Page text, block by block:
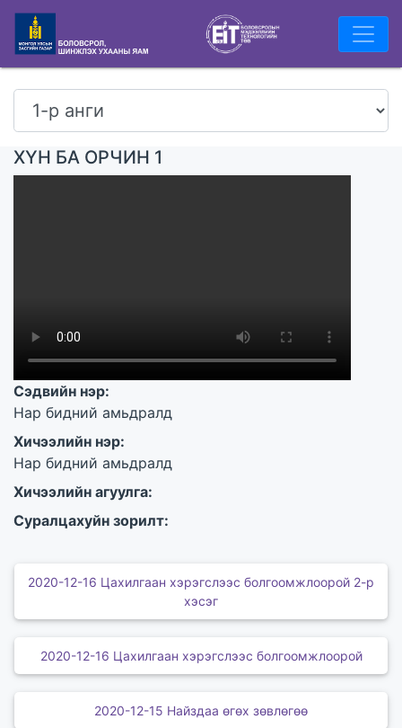
ХҮН БА ОРЧИН 1
Сэдвийн нэр:
Нар бидний амьдралд
Хичээлийн нэр:
Нар бидний амьдралд
Хичээлийн агуулга:
Суралцахуйн зорилт:
2020-12-16 Цахилгаан хэрэгслээс болгоомжлоорой 2-р
хэсэг
2020-12-16 Цахилгаан хэрэгслээс болгоомжлоорой
2020-12-15 Найздаа өгөх зөвлөгөө